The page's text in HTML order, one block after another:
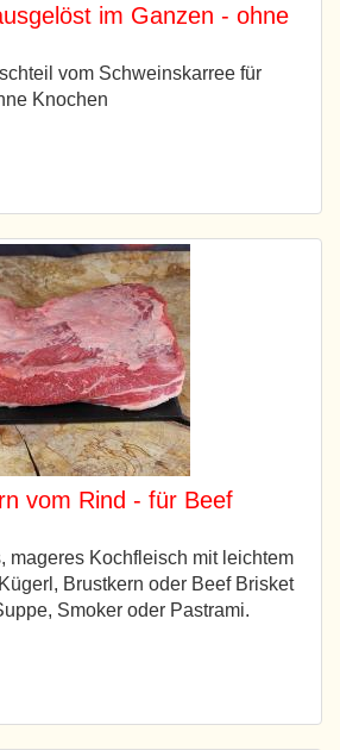
im Ganzen - ohne
vom Schweinskarree für
Knochen
vom Rind - für Beef
mageres Kochfleisch mit leichtem
Brustkern oder Beef Brisket
Smoker oder Pastrami.